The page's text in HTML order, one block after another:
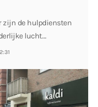
zijn de hulpdiensten
lucht…